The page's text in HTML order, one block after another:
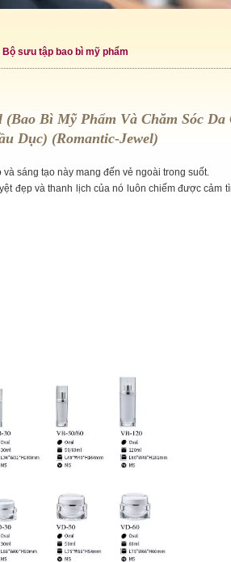
Bộ sưu tập bao bì mỹ phẩm
(Bao Bì Mỹ Phẩm Và Chăm Sóc Da
Dục) (romantic-Jewel)
và sáng tạo này mang đến vẻ ngoài trong suốt.
đẹp và thanh lịch của nó luôn chiếm được cảm